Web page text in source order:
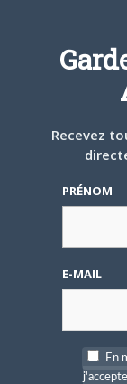
A PROPOS
ARTICLES
– Spécial
disponible !
Recevez
PRÉNOM
E-MAIL
En